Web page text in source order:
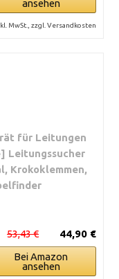
ansehen
MwSt., zzgl. Versandkosten
für Leitungen
Leitungssucher
Krokoklemmen,
44,90 €
53,43 €
Bei Amazon
ansehen